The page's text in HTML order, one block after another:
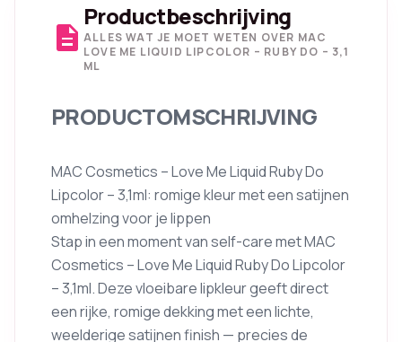
description
Productbeschrijving
ALLES WAT JE MOET WETEN OVER MAC
LOVE ME LIQUID LIPCOLOR – RUBY DO – 3,1
ML
PRODUCTOMSCHRIJVING
MAC Cosmetics – Love Me Liquid Ruby Do
Lipcolor – 3,1ml: romige kleur met een satijnen
omhelzing voor je lippen
Stap in een moment van self-care met MAC
Cosmetics – Love Me Liquid Ruby Do Lipcolor
– 3,1ml. Deze vloeibare lipkleur geeft direct
een rijke, romige dekking met een lichte,
weelderige satijnen finish — precies de